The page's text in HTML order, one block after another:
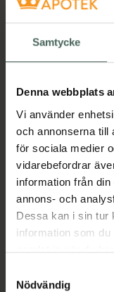
Samtycke
Denna webbplats
Vi använder
och annonserna till
för sociala medier
vidarebefordrar
information från
annons- och
Dessa kan i sin tur
information som
samlat in när du
återkalla ditt
Nödvändig
Fler produkter
Aktuella
Beskrivning
EAN: